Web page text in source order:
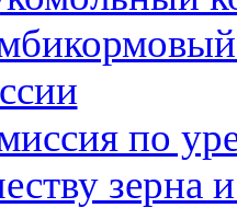
по
зерна